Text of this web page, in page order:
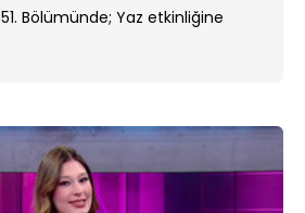
Bölümünde; Yaz etkinliğine